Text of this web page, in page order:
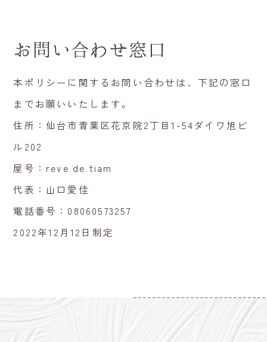
お問い合わせ窓口
本ポリシーに関するお問い合わせは、下記の窓口
までお願いいたします。
住所：仙台市青葉区花京院2丁目1-54ダイワ旭ビ
ル202
屋号：reve de tiam
代表：山口愛佳
電話番号：08060573257
2022年12月12日制定